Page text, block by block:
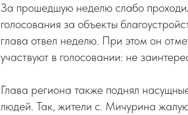
За прошедшую неделю слабо
голосования за объекты
глава отвел неделю. При этом он
участвуют в голосовании: не
Глава региона также поднял
людей. Так, жители с. Мичурина